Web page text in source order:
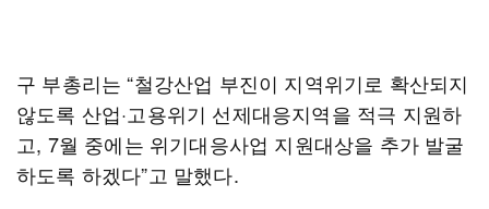
구 부총리는 “철강산업 부진이 지역위기로 확산되지
않도록 산업·고용위기 선제대응지역을 적극 지원하
고, 7월 중에는 위기대응사업 지원대상을 추가 발굴
하도록 하겠다”고 말했다.